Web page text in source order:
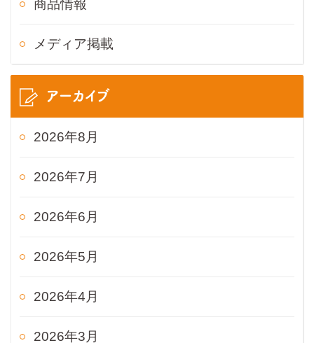
商品情報
メディア掲載
アーカイブ
2026年8月
2026年7月
2026年6月
2026年5月
2026年4月
2026年3月